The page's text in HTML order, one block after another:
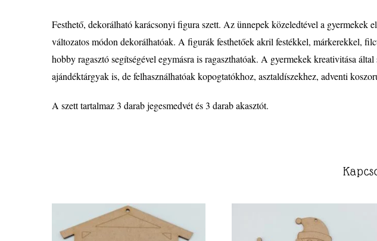
Festhető, dekorálható karácsonyi figura szett. Az ünnepek közeledtével a gyermekek
változatos módon dekorálhatóak. A figurák festhetőek akril festékkel, márkerekkel,
hobby ragasztó segítségével egymásra is ragaszthatóak. A gyermekek kreativitása
ajándéktárgyak is, de felhasználhatóak kopogtatókhoz, asztaldíszekhez, adventi
A szett tartalmaz 3 darab jegesmedvét és 3 darab akasztót.